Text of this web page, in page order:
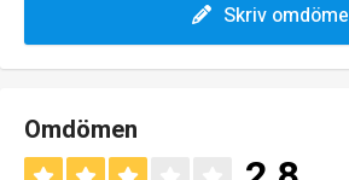
Skriv omdöme
Omdömen